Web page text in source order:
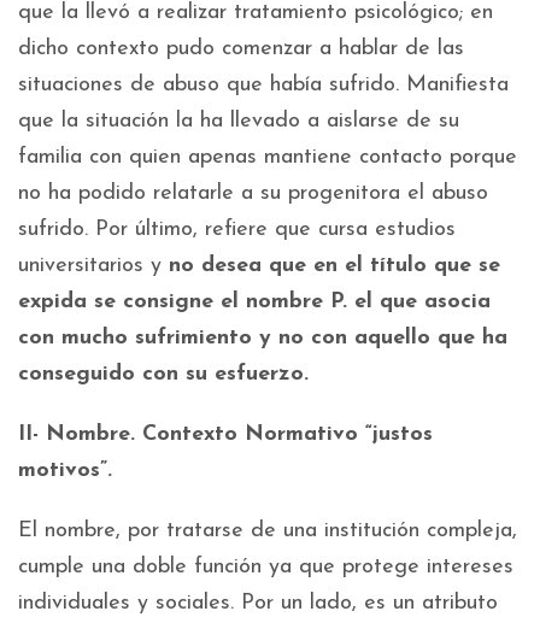
que la llevó a realizar tratamiento psicológico; en
dicho contexto pudo comenzar a hablar de las
situaciones de abuso que había sufrido. Manifiesta
que la situación la ha llevado a aislarse de su
familia con quien apenas mantiene contacto porque
no ha podido relatarle a su progenitora el abuso
sufrido. Por último, refiere que cursa estudios
universitarios y no desea que en el título que se
expida se consigne el nombre P. el que asocia
con mucho sufrimiento y no con aquello que ha
conseguido con su esfuerzo.
II- Nombre. Contexto Normativo “justos
motivos”.
El nombre, por tratarse de una institución compleja,
cumple una doble función ya que protege intereses
individuales y sociales. Por un lado, es un atributo